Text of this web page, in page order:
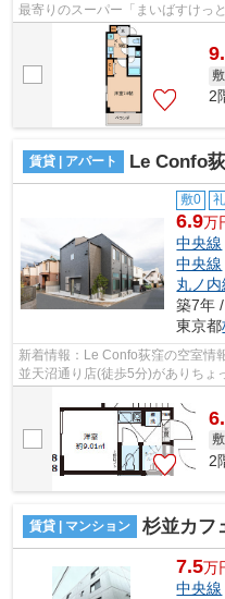
最寄りのスーパー「まいばすけっ
す。周辺に2駅あるので電車通勤し
2
賃貸 | アパート Le Confo
敷0
6.9万
中央線
中央線
丸ノ内
築7年
東京都
新着情報：Le Confo荻窪の空室情
並天沼通り店(徒歩5分)がありちょ
2
賃貸 | マンション 杉並カフ
7.5万
中央線